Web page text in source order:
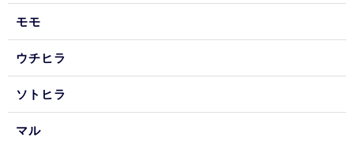
モモ
ウチヒラ
ソトヒラ
マル